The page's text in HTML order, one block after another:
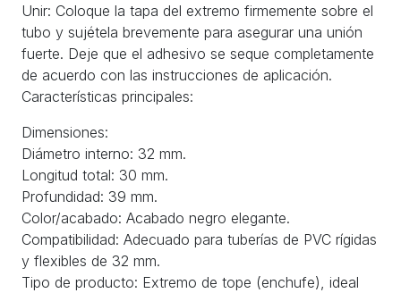
Unir: Coloque la tapa del extremo firmemente sobre el
tubo y sujétela brevemente para asegurar una unión
fuerte. Deje que el adhesivo se seque completamente
de acuerdo con las instrucciones de aplicación.
Características principales:
Dimensiones:
Diámetro interno: 32 mm.
Longitud total: 30 mm.
Profundidad: 39 mm.
Color/acabado: Acabado negro elegante.
Compatibilidad: Adecuado para tuberías de PVC rígidas
y flexibles de 32 mm.
Tipo de producto: Extremo de tope (enchufe), ideal